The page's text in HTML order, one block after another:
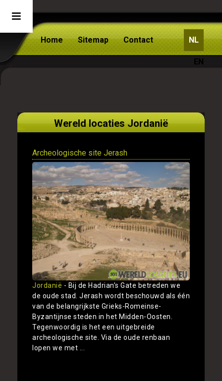
Home Sitemap Contact NL
EN
Wereld locaties Jordanië
Archeologische site Jerash
Jordanië - Bij de Hadrian’s Gate betreden we
de oude stad. Jerash wordt beschouwd als één
van de belangrijkste Grieks-Romeinse-
Byzantijnse steden in het Midden-Oosten.
Tegenwoordig is het een uitgebreide
archeologische site. Via de oude renbaan
lopen we met ...